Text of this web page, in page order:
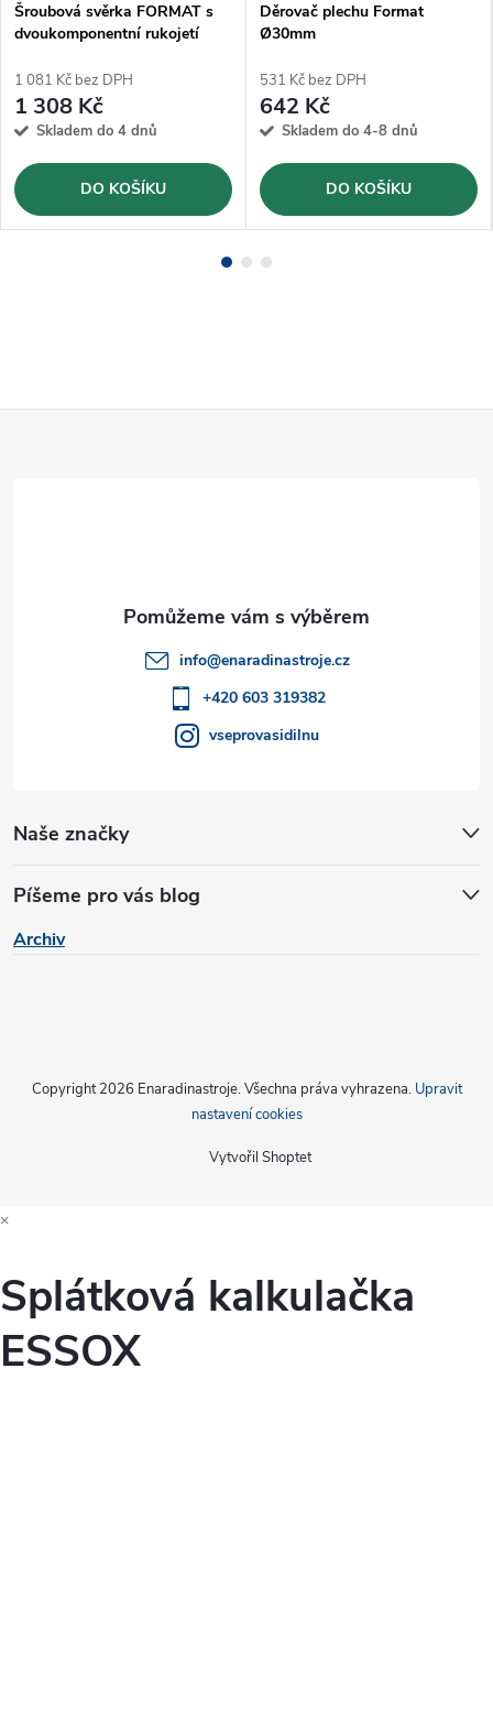
Šroubová svěrka FORMAT s
dvoukomponentní rukojetí
1 081 Kč bez DPH
1 308 Kč
Skladem do 4 dnů
DO KOŠÍKU
Děrovač plechu Format
Ø30mm
531 Kč bez DPH
642 Kč
Skladem do 4-8 dnů
DO KOŠÍKU
Naše značky
Píšeme pro vás blog
Archiv
info@enaradinastroje.cz
+420 603 319382
vseprovasidilnu
Vytvořil Shoptet
Copyright 2026 Enaradinastroje. Všechna práva vyhrazena. Upravit
nastavení cookies
×
Splátková kalkulačka
ESSOX